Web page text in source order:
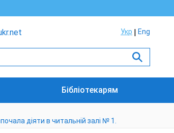
Укр Eng
Бібліотекарям
діяти в читальній залі № 1.